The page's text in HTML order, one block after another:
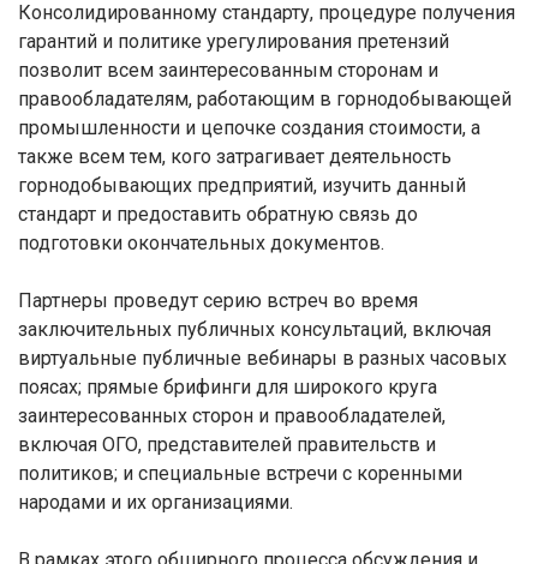
Консолидированному стандарту, процедуре получения
гарантий и политике урегулирования претензий
позволит всем заинтересованным сторонам и
правообладателям, работающим в горнодобывающей
промышленности и цепочке создания стоимости, а
также всем тем, кого затрагивает деятельность
горнодобывающих предприятий, изучить данный
стандарт и предоставить обратную связь до
подготовки окончательных документов.
Партнеры проведут серию встреч во время
заключительных публичных консультаций, включая
виртуальные публичные вебинары в разных часовых
поясах; прямые брифинги для широкого круга
заинтересованных сторон и правообладателей,
включая ОГО, представителей правительств и
политиков; и специальные встречи с коренными
народами и их организациями.